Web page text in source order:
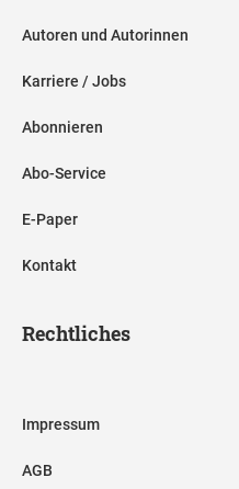
Autoren und Autorinnen
Karriere / Jobs
Abonnieren
Abo-Service
E-Paper
Kontakt
Rechtliches
Impressum
AGB